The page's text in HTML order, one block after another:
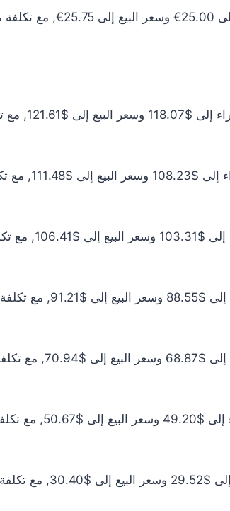
سعر الذهب عيار 6 اليوم يبلغ 22.73€ للشراء الخام و23.41€ للبيع الخام. أما مع إضافة المصنعية، فيرتفع
سعر الذهب عيار 24 اليوم يبلغ $107.34 للشراء
سعر الذهب عيار 22 اليوم يبلغ $98.39 للشراء الخام
سعر الذهب عيار 21 اليوم يبلغ $93.92 للشراء الخام و$96.74
سعر الذهب عيار 18 اليوم يبلغ $80.50 للشراء الخام و$82.92 للبيع الخام. أما مع إضافة
سعر الذهب عيار 14 اليوم يبلغ $62.61 للشراء الخام و$64.49 للبيع الخام. أما
سعر الذهب عيار 10 اليوم يبلغ $44.72 للشراء الخام و$46.06 للبيع الخام.
سعر الذهب عيار 6 اليوم يبلغ $26.83 للشراء الخام و$27.64 للبيع الخام. أما مع إضافة